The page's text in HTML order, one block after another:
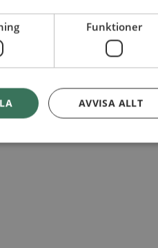
Funktioner
AVVISA ALLT